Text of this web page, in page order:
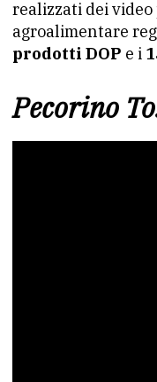
realizzati dei video
agroalimentare
prodotti DOP e i
Pecorino